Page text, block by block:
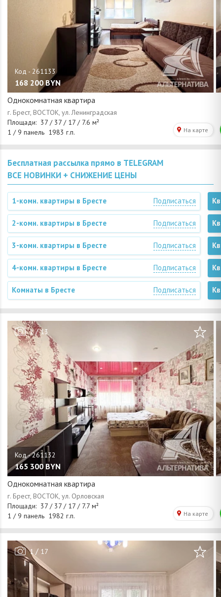
168 200 BYN
Однокомнатная квартира
Бесплатная рассылка прямо в TELEGRAM
ВСЕ НОВИНКИ + СНИЖЕНИЕ ЦЕНЫ
1-комн. квартиры в Бресте Подписаться
2-комн. квартиры в Бресте Подписаться
3-комн. квартиры в Бресте Подписаться
4-комн. квартиры в Бресте Подписаться
Комнаты в Бресте Подписаться
1/13
165 300 BYN
Однокомнатная квартира
1 / 17